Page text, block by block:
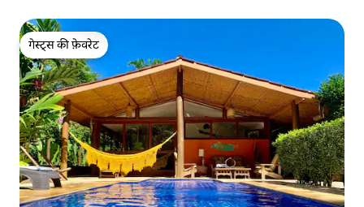
गेस्ट्स की फ़ेवरेट
गेस्ट्स की फ़ेवरेट